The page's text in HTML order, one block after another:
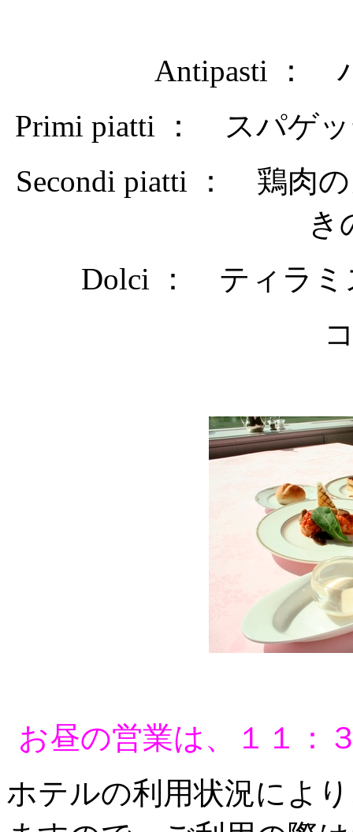
Antipasti ：
Primi piatti ： スパゲ
Secondi piatti ： 鶏肉
き
Dolci ： ティラミ
お昼の営業は、１１：
ホテルの利用状況によ